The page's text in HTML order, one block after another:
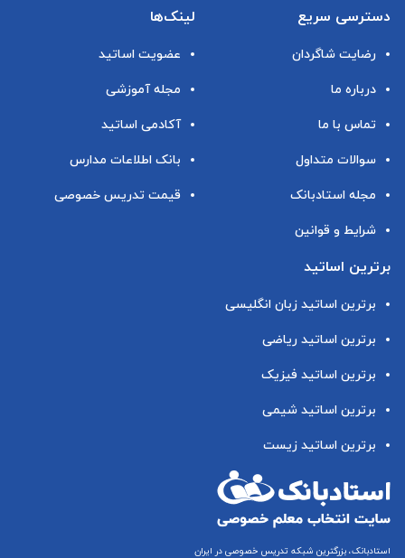
دسترسی سریع
رضایت شاگردان
درباره ما
تماس با ما
سوالات متداول
مجله استادبانک
شرایط و قوانین
لینک‌ها
عضویت اساتید
مجله آموزشی
آکادمی اساتید
بانک اطلاعات مدارس
قیمت تدریس خصوصی
برترین اساتید
برترین اساتید زبان انگلیسی
برترین اساتید ریاضی
برترین اساتید فیزیک
برترین اساتید شیمی
برترین اساتید زیست
استادبانک، بزرگترین شبکه تدریس خصوصی در ایران